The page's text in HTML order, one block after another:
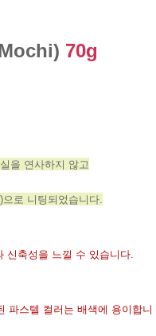
70g
을 연사하지 않고
로 니팅되었습니다.
신축성을 느낄 수 있습니다.
파스텔 컬러는 배색에 용이합니